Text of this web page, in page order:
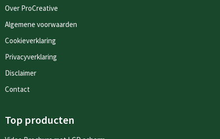
Over ProCreative
Algemene voorwaarden
Cookieverklaring
Privacyverklaring
Disclaimer
Contact
Top producten